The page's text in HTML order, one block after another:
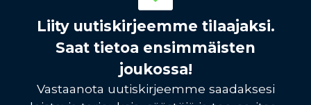
Liity uutiskirjeemme tilaajaksi.
Saat tietoa ensimmäisten
joukossa!
Vastaanota uutiskirjeemme saadaksesi